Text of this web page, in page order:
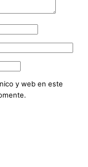
y web en este